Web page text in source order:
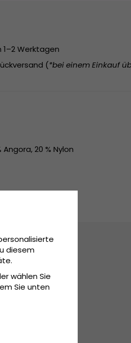
Werktagen
(*bei einem Einkauf
20 % Nylon
diesem
wählen Sie
Sie unten